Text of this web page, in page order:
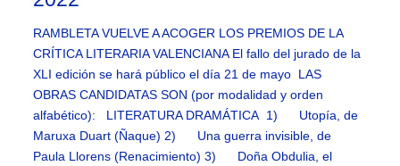
RAMBLETA VUELVE A ACOGER LOS PREMIOS DE LA
CRÍTICA LITERARIA VALENCIANA El fallo del jurado de la
XLI edición se hará público el día 21 de mayo LAS
OBRAS CANDIDATAS SON (por modalidad y orden
alfabético): LITERATURA DRAMÁTICA 1) Utopía, de
Maruxa Duart (Ñaque) 2) Una guerra invisible, de
Paula Llorens (Renacimiento) 3) Doña Obdulia, el